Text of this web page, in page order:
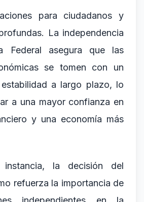
para ciudadanos y
La independencia
Federal asegura que las
se tomen con un
a largo plazo, lo
a una mayor confianza en
y una economía más
instancia, la decisión del
refuerza la importancia de